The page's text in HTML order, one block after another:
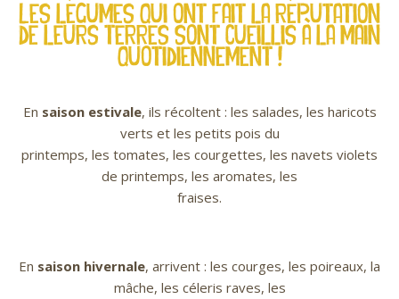
Les légumes qui ont fait la réputation
de leurs terres sont cueillis à la main
quotidiennement !
En saison estivale, ils récoltent : les salades, les haricots
verts et les petits pois du
printemps, les tomates, les courgettes, les navets violets
de printemps, les aromates, les
fraises.
En saison hivernale, arrivent : les courges, les poireaux, la
mâche, les céleris raves, les